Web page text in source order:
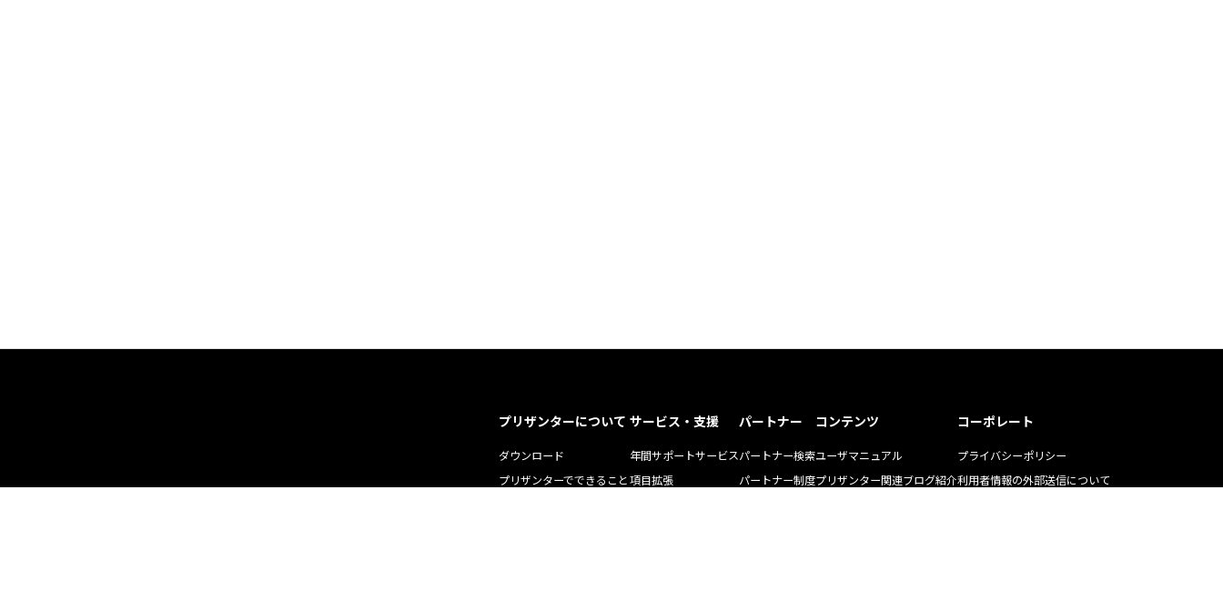
プリザンターについて
ダウンロード
プリザンターでできること
サービス・支援
年間サポートサービス
項目拡張
パートナー
パートナー検索
パートナー制度
コンテンツ
ユーザマニュアル
プリザンター関連ブログ紹介
コーポレート
プライバシーポリシー
利用者情報の外部送信について